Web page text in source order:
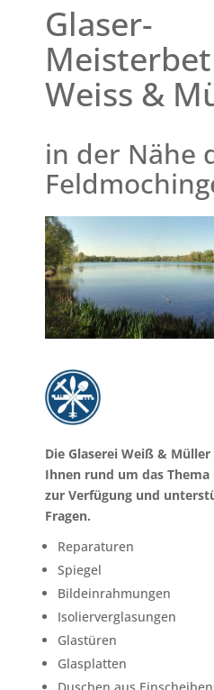
Glaser-
Weiss &
in der Nähe
Die Glaserei Weiß &
Ihnen rund um das
zur Verfügung und
Fragen.
Reparaturen
Spiegel
Bildeinrahmungen
Isolierverglasungen
Glastüren
Glasplatten